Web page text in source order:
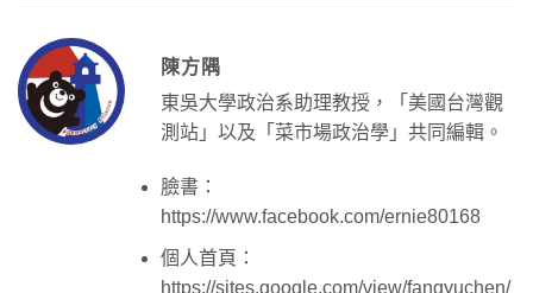
陳方隅
東吳大學政治系助理教授，「美國台灣觀
測站」以及「菜市場政治學」共同編輯。
臉書：
https://www.facebook.com/ernie80168
個人首頁：
https://sites.google.com/view/fangyuchen/